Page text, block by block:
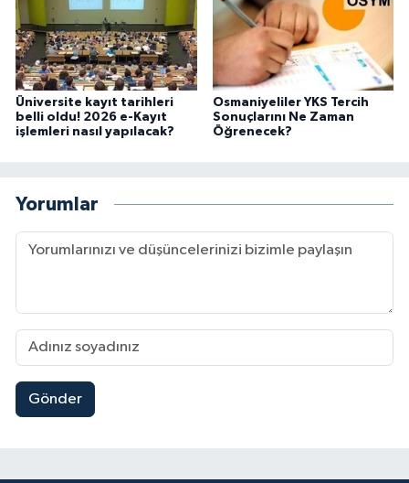
Üniversite kayıt tarihleri
belli oldu! 2026 e-Kayıt
işlemleri nasıl yapılacak?
Osmaniyeliler YKS Tercih
Sonuçlarını Ne Zaman
Öğrenecek?
Yorumlar
Gönder